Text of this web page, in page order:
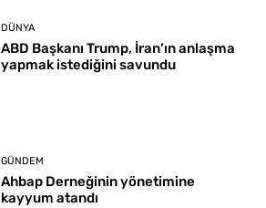
DÜNYA
ABD Başkanı Trump, İran’ın anlaşma
yapmak istediğini savundu
GÜNDEM
Ahbap Derneğinin yönetimine
kayyum atandı